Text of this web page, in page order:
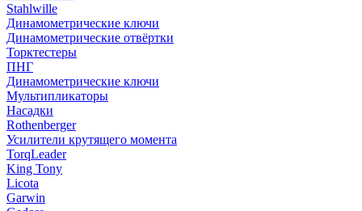
Stahlwille
Динамометрические ключи
Динамометрические отвёртки
Торктестеры
ПНГ
Динамометрические ключи
Мультипликаторы
Насадки
Rothenberger
Усилители крутящего момента
TorqLeader
King Tony
Licota
Garwin